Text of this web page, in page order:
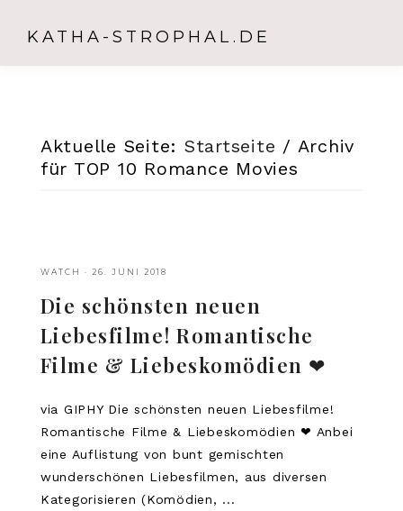
KATHA-STROPHAL.DE
Aktuelle Seite: Startseite / Archiv
für TOP 10 Romance Movies
WATCH · 26. JUNI 2018
Die schönsten neuen
Liebesfilme! Romantische
Filme & Liebeskomödien ❤
via GIPHY Die schönsten neuen Liebesfilme!
Romantische Filme & Liebeskomödien ❤ Anbei
eine Auflistung von bunt gemischten
wunderschönen Liebesfilmen, aus diversen
Kategorisieren (Komödien, ...